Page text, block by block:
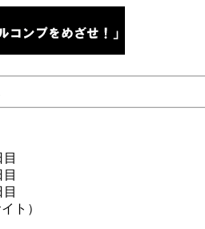
ト）